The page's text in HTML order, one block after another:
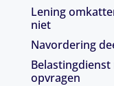
Lening
niet
Navordering
opvragen